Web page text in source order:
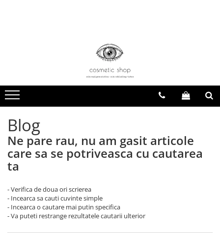
Accesorii echipamente tatuat
Igienă
Surse Alimentare
Ace cartus
Ace Goochie
Ace micropigmentare
Ace Nouveau Contour
Ace tatuaj corporal
Ace tatuaje
Ace tip Artmex
Ace tip Dr. Pen
Blog
Ne pare rau, nu am gasit articole
care sa se potriveasca cu cautarea
ta
- Verifica de doua ori scrierea
- Incearca sa cauti cuvinte simple
- Incearca o cautare mai putin specifica
- Va puteti restrange rezultatele cautarii ulterior